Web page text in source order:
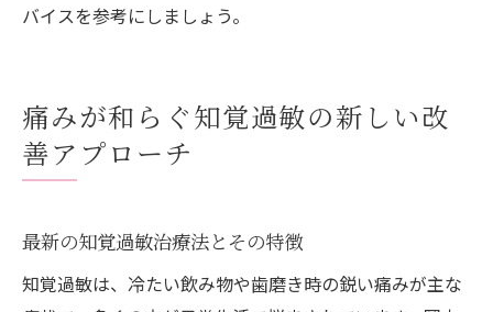
バイスを参考にしましょう。
痛みが和らぐ知覚過敏の新しい改
善アプローチ
最新の知覚過敏治療法とその特徴
知覚過敏は、冷たい飲み物や歯磨き時の鋭い痛みが主な